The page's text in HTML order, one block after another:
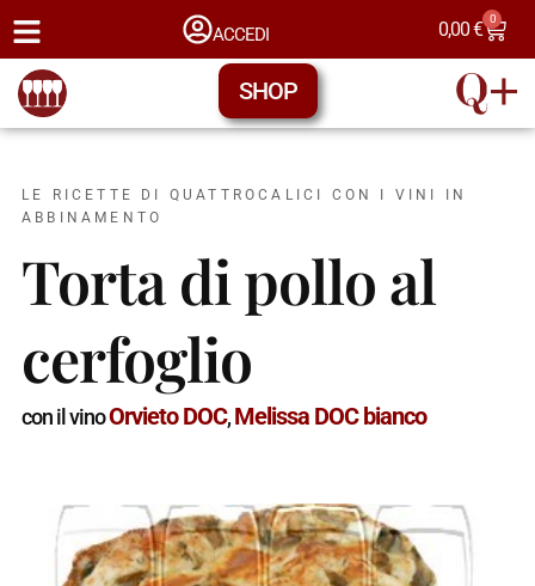
ACCEDI 0,00€ 0
SHOP
LE RICETTE DI QUATTROCALICI CON I VINI IN
ABBINAMENTO
Torta di pollo al
cerfoglio
con il vinoOrvieto DOC,Melissa DOC bianco